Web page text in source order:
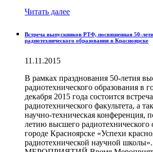
Читать далее
Встреча выпускников РТФ, посвященная 50-
радиотехнического образования в Красноярске
11.11.2015
В рамках празднования 50-летия
радиотехнического образования в
декабря 2015 года состоится
радиотехнического факультета, а
научно-техническая конференция,
летию высшего радиотехнического
городе Красноярске «Успехи
радиотехнической научной